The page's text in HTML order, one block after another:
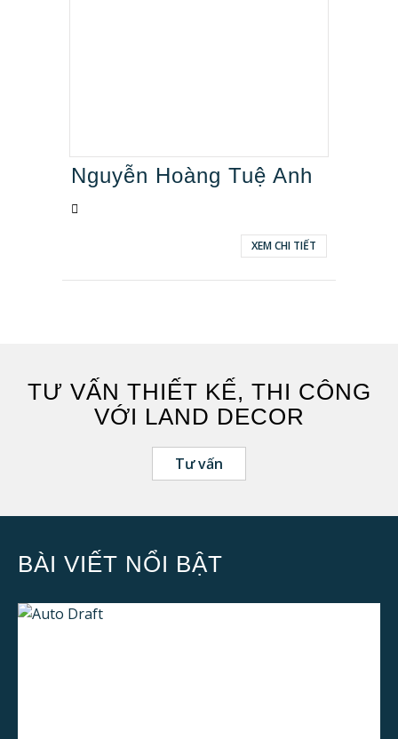
Nguyễn Hoàng Tuệ Anh
XEM CHI TIẾT
TƯ VẤN THIẾT KẾ, THI CÔNG
VỚI LAND DECOR
Tư vấn
BÀI VIẾT NỔI BẬT